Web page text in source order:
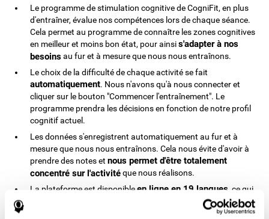
Le programme de stimulation cognitive de CogniFit, en plus
d'entraîner, évalue nos compétences lors de chaque séance.
Cela permet au programme de connaître les zones cognitives
en meilleur et moins bon état, pour ainsis'adapter à nos
besoinsau fur et à mesure que nous nous entraînons.
Le choix de la difficulté de chaque activité se fait
automatiquement. Nous n'avons qu'à nous connecter et
cliquer sur le bouton "Commencer l'entraînement". Le
programme prendra les décisions en fonction de notre profil
cognitif actuel.
Les données s'enregistrent automatiquement au fur et à
mesure que nous nous entraînons. Cela nous évite d'avoir à
prendre des notes etnous permet d'être totalement
concentré sur l'activitéque nous réalisons.
La plateforme est disponibleen ligne en 19 langues , ce qui
accessible pour la majorité de la population
. Nous n'avons besoin que d'un accès à internet et